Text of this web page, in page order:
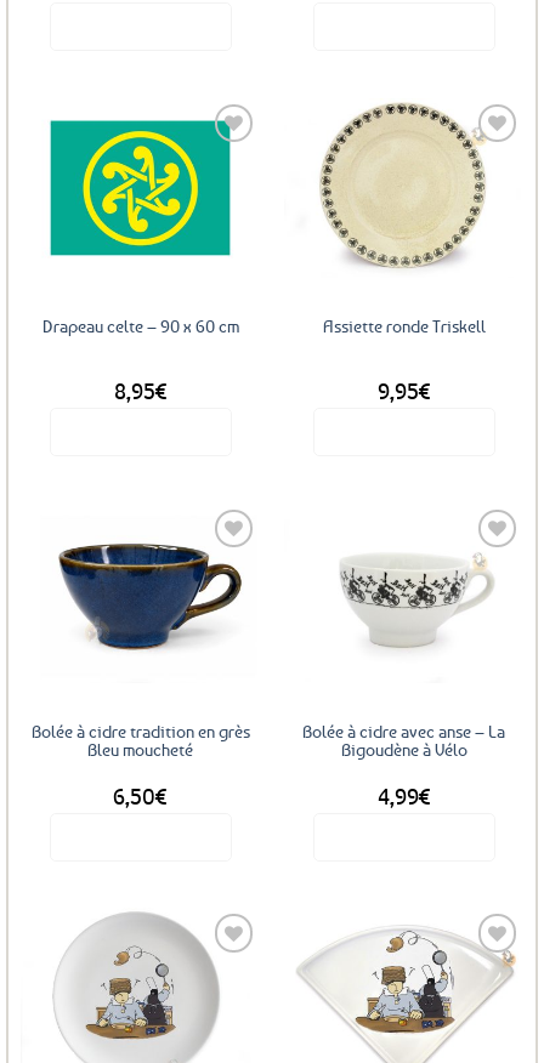
Drapeau celte – 90 x 60 cm
8,95€
Ajouter
aux
favoris
Assiette ronde Triskell
9,95€
Ajouter
Bolée à cidre tradition en grès
Bleu moucheté
6,50€
Ajouter
Bolée à cidre avec anse – La
Bigoudène à Vélo
4,99€
Ajouter
aux
favoris
Ajouter